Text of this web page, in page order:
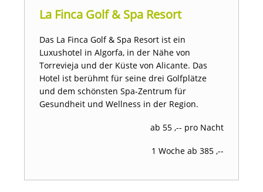
La Finca Golf & Spa Resort
Das La Finca Golf & Spa Resort ist ein
Luxushotel in Algorfa, in der Nähe von
Torrevieja und der Küste von Alicante. Das
Hotel ist berühmt für seine drei Golfplätze
und dem schönsten Spa-Zentrum für
Gesundheit und Wellness in der Region.
ab 55 ,-- pro Nacht
1 Woche ab 385 ,--